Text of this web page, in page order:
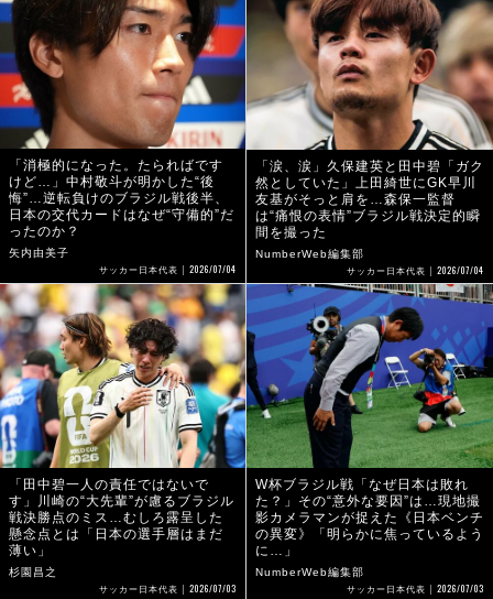
「消極的になった。たらればです
けど…」中村敬斗が明かした“後
悔”…逆転負けのブラジル戦後半、
日本の交代カードはなぜ“守備的”だ
ったのか？
矢内由美子
サッカー日本代表 2026/07/04
「涙、涙」久保建英と田中碧「ガク
然としていた」上田綺世にGK早川
友基がそっと肩を…森保一監督
は“痛恨の表情”ブラジル戦決定的瞬
間を撮った
NumberWeb編集部
サッカー日本代表 2026/07/04
「田中碧一人の責任ではないで
す」川崎の“大先輩”が慮るブラジル
戦決勝点のミス…むしろ露呈した
懸念点とは「日本の選手層はまだ
薄い」
杉園昌之
サッカー日本代表 2026/07/03
W杯ブラジル戦「なぜ日本は敗れ
た？」その“意外な要因”は…現地撮
影カメラマンが捉えた《日本ベンチ
の異変》「明らかに焦っているよう
に…」
NumberWeb編集部
サッカー日本代表 2026/07/03